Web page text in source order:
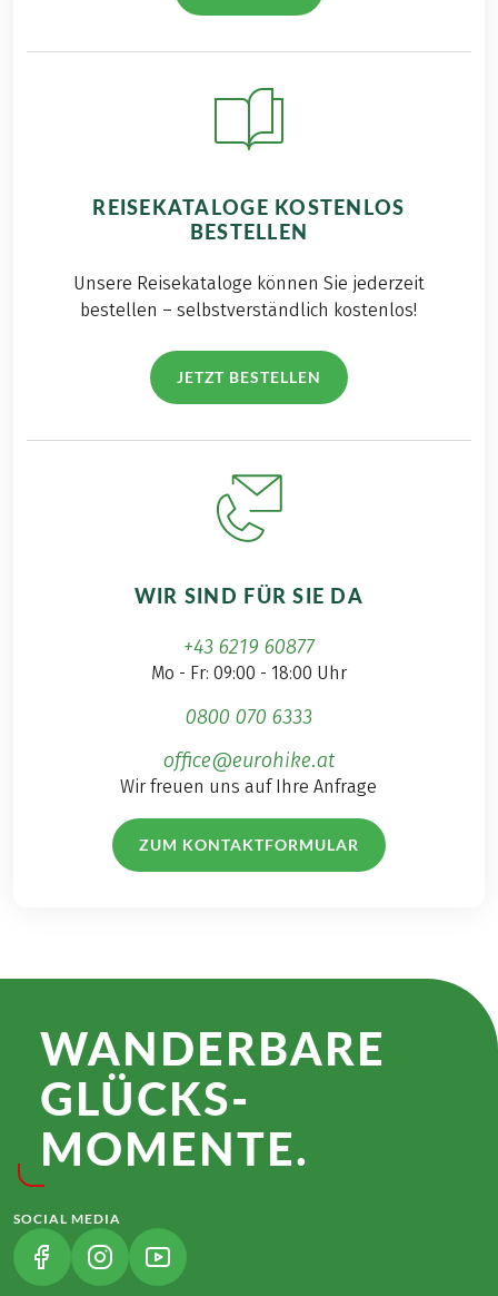
REISEKATALOGE KOSTENLOS
BESTELLEN
Unsere Reisekataloge können Sie jederzeit
bestellen – selbstverständlich kostenlos!
JETZT BESTELLEN
WIR SIND FÜR SIE DA
+43 6219 60877
Mo - Fr: 09:00 - 18:00 Uhr
0800 070 6333
office@eurohike.at
Wir freuen uns auf Ihre Anfrage
ZUM KONTAKTFORMULAR
WANDER­BARE
GLÜCKS­
MOMENTE.
SOCIAL MEDIA
(LINK ÖFFNET IN NEUEM TAB)
(LINK ÖFFNET IN NEUEM TAB)
(LINK ÖFFNET IN NEUEM TAB)